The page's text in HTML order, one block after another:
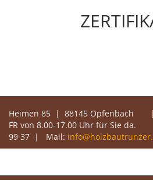
Heimen 85 | 88145
FR von 8.00-17.00 Uhr für Sie
99 37 | Mail: